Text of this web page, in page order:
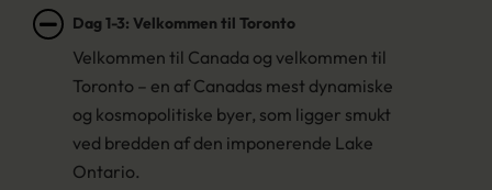
Dag 1-3: Velkommen til Toronto
Velkommen til Canada og velkommen til
Toronto – en af Canadas mest dynamiske
og kosmopolitiske byer, som ligger smukt
ved bredden af den imponerende Lake
Ontario.